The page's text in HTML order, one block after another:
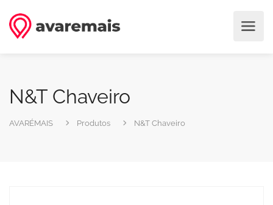
N&T Chaveiro
AVARÉMAIS Produtos N&T Chaveiro